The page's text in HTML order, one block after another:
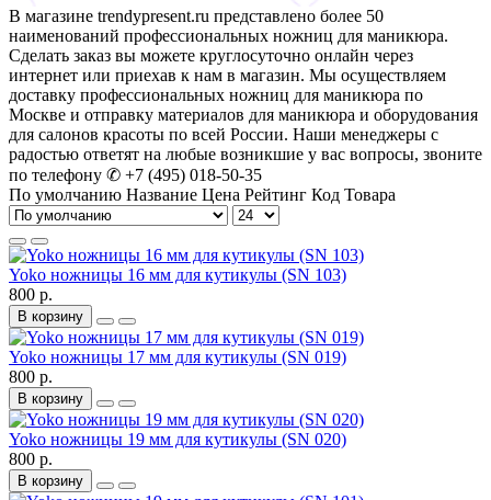
В магазине trendypresent.ru представлено более 50
наименований профессиональных ножниц для маникюра.
Сделать заказ вы можете круглосуточно онлайн через
интернет или приехав к нам в магазин. Мы осуществляем
доставку профессиональных ножниц для маникюра по
Москве и отправку материалов для маникюра и оборудования
для салонов красоты по всей России. Наши менеджеры с
радостью ответят на любые возникшие у вас вопросы, звоните
по телефону ✆ +7 (495) 018-50-35
По умолчанию Название Цена Рейтинг Код Товара
Yoko ножницы 16 мм для кутикулы (SN 103)
800 р.
В корзину
Yoko ножницы 17 мм для кутикулы (SN 019)
800 р.
В корзину
Yoko ножницы 19 мм для кутикулы (SN 020)
800 р.
В корзину